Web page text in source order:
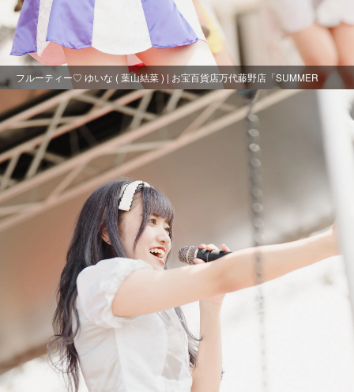
フルーティー♡ ゆいな ( 葉山結菜 ) | お宝百貨店万代藤野店「SUMMER
FESTIVAL 2021」1日目